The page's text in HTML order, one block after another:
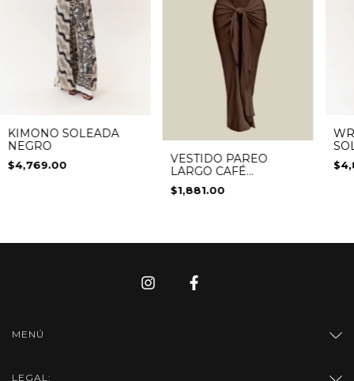
KIMONO SOLEADA
NEGRO
$4,769.00
VESTIDO PAREO
LARGO CAFÉ
CHOCOLATE
$1,881.00
MENÚ
LEGAL: